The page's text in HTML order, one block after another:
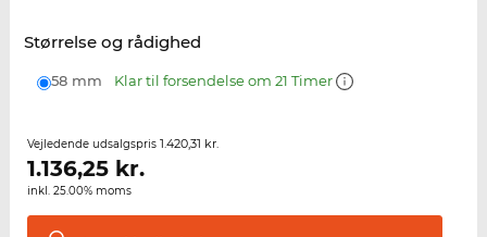
Størrelse og rådighed
58 mm Klar til forsendelse om 21 Timer
Vejledende udsalgspris 1.420,31 kr.
1.136,25kr.
inkl. 25.00% moms